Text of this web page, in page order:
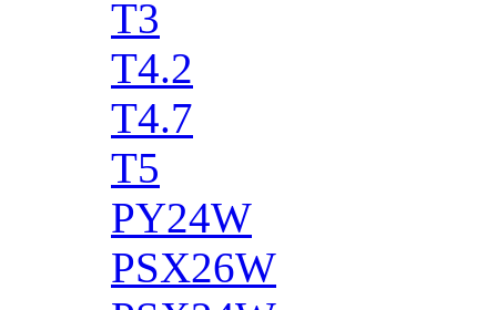
T3
T4.2
T4.7
T5
PY24W
PSX26W